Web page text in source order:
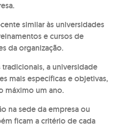
similar às universidades
e cursos de
da organização.
a universidade
mais específicas e objetivas,
máximo um ano.
na sede da empresa ou
ficam a critério de cada